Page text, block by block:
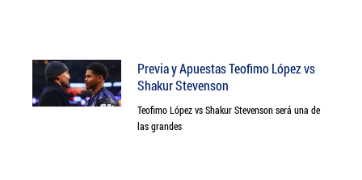
Previa y Apuestas Teofimo López vs
Shakur Stevenson
Teofimo López vs Shakur Stevenson será una de
las grandes